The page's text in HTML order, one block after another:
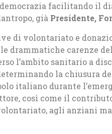
facilitando il
già Presidente,
di volontariato e
drammatiche carenze
l’ambito sanitario a
la chiusura
italiano durante
così come il
agli anziani